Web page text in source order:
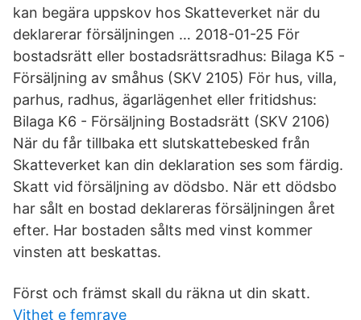
kan begära uppskov hos Skatteverket när du
deklarerar försäljningen … 2018-01-25 För
bostadsrätt eller bostadsrättsradhus: Bilaga K5 -
Försäljning av småhus (SKV 2105) För hus, villa,
parhus, radhus, ägarlägenhet eller fritidshus:
Bilaga K6 - Försäljning Bostadsrätt (SKV 2106)
När du får tillbaka ett slutskattebesked från
Skatteverket kan din deklaration ses som färdig.
Skatt vid försäljning av dödsbo. När ett dödsbo
har sålt en bostad deklareras försäljningen året
efter. Har bostaden sålts med vinst kommer
vinsten att beskattas.
Först och främst skall du räkna ut din skatt.
Vithet e femrave